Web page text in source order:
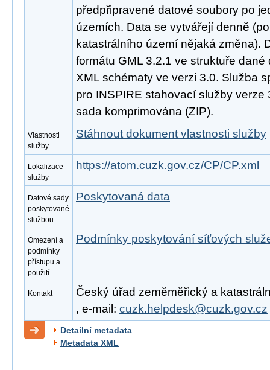
předpřipravené datové soubory po
územích. Data se vytvářejí denně
katastrálního území nějaká změna).
formátu GML 3.2.1 ve struktuře
XML schématy ve verzi 3.0. Služba
pro INSPIRE stahovací služby verze
sada komprimována (ZIP).
Vlastnosti
služby
Stáhnout dokument vlastnosti služby
Lokalizace
služby
https://atom.cuzk.gov.cz/CP/CP.xml
Datové sady
poskytované
službou
Poskytovaná data
Omezení a
podmínky
přístupu a
použití
Podmínky poskytování síťových
Kontakt
Český úřad zeměměřický a
, e-mail: cuzk.helpdesk@cuzk.gov.cz
Detailní metadata
Metadata XML